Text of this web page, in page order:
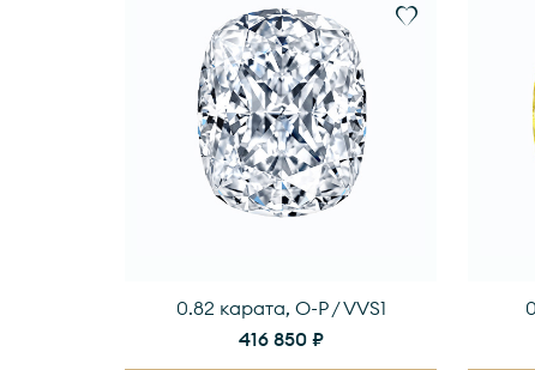
0.82 карата, O-P / VVS1
416 850 ₽